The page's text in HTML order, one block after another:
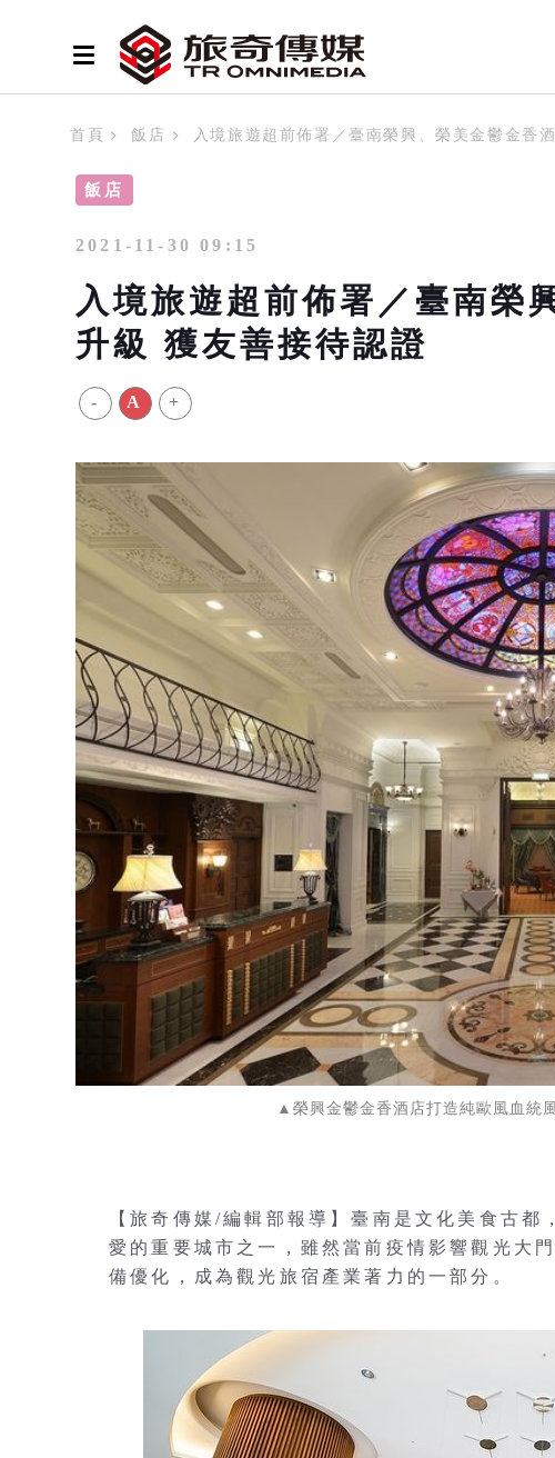
首頁 飯店 入境旅遊超前佈署／臺南榮興、榮美金鬱金香
飯店
2021-11-30 09:15
入境旅遊超前佈署／臺南榮
升級 獲友善接待認證
- A +
▲榮興金鬱金香酒店打造純歐風血
【旅奇傳媒/編輯部報導】臺南是文化美食古
愛的重要城市之一，雖然當前疫情影響觀光大
備優化，成為觀光旅宿產業著力的一部分。